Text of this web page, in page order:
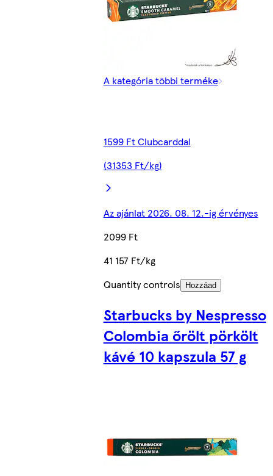
A kategória többi terméke
1599 Ft Clubcarddal
(31353 Ft/kg)
Az ajánlat 2026. 08. 12.-ig érvényes
2099 Ft
41 157 Ft/kg
Quantity controls
Hozzáad
Starbucks by Nespresso
Colombia őrölt pörkölt
kávé 10 kapszula 57 g